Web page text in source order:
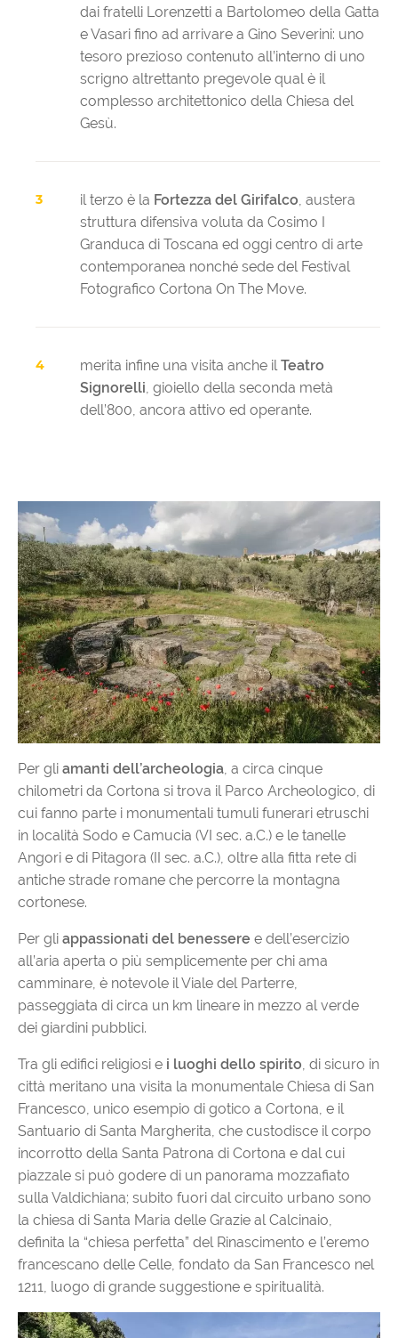
dai fratelli Lorenzetti a Bartolomeo della Gatta
e Vasari fino ad arrivare a Gino Severini: uno
tesoro prezioso contenuto all’interno di uno
scrigno altrettanto pregevole qual è il
complesso architettonico della Chiesa del
Gesù.
il terzo è la Fortezza del Girifalco, austera
struttura difensiva voluta da Cosimo I
Granduca di Toscana ed oggi centro di arte
contemporanea nonché sede del Festival
Fotografico Cortona On The Move.
merita infine una visita anche ilTeatro
Signorelli, gioiello della seconda metà
dell’800, ancora attivo ed operante.
Per gli amanti dell’archeologia, a circa cinque
chilometri da Cortona si trova il Parco Archeologico, di
cui fanno parte i monumentali tumuli funerari etruschi
in località Sodo e Camucia (VI sec. a.C.) e le tanelle
Angori e di Pitagora (II sec. a.C.), oltre alla fitta rete di
antiche strade romane che percorre la montagna
cortonese.
Per gli appassionati del benessere e dell’esercizio
all’aria aperta o più semplicemente per chi ama
camminare, è notevole il Viale del Parterre,
passeggiata di circa un km lineare in mezzo al verde
dei giardini pubblici.
Tra gli edifici religiosi e i luoghi dello spirito, di sicuro in
città meritano una visita la monumentale Chiesa di San
Francesco, unico esempio di gotico a Cortona, e il
Santuario di Santa Margherita, che custodisce il corpo
incorrotto della Santa Patrona di Cortona e dal cui
piazzale si può godere di un panorama mozzafiato
sulla Valdichiana; subito fuori dal circuito urbano sono
la chiesa di Santa Maria delle Grazie al Calcinaio,
definita la “chiesa perfetta” del Rinascimento e l’eremo
francescano delle Celle, fondato da San Francesco nel
1211, luogo di grande suggestione e spiritualità.